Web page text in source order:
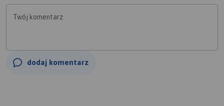
Twój komentarz
dodaj komentarz